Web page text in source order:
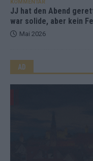
KOMMENTAR
JJ hat den Abend
war solide, aber kein
Mai 2026
AD